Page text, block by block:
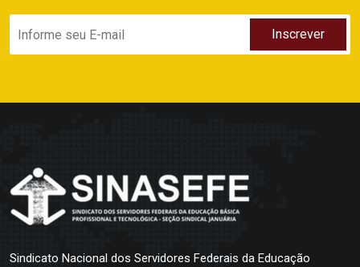
Sindicato Nacional dos Servidores Federais da Educação